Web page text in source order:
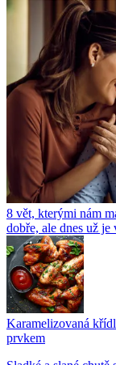
8 vět, kterými nám
dobře, ale dnes už je
Karamelizovaná
prvkem